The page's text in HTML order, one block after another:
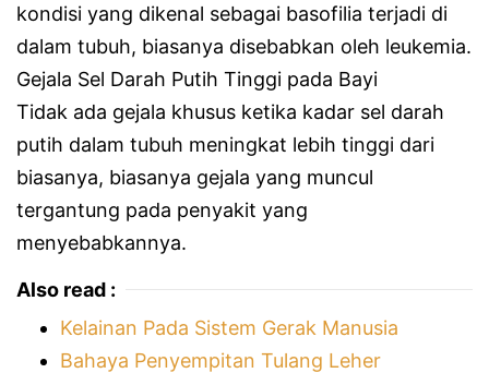
kondisi yang dikenal sebagai basofilia terjadi di
dalam tubuh, biasanya disebabkan oleh leukemia.
Gejala Sel Darah Putih Tinggi pada Bayi
Tidak ada gejala khusus ketika kadar sel darah
putih dalam tubuh meningkat lebih tinggi dari
biasanya, biasanya gejala yang muncul
tergantung pada penyakit yang
menyebabkannya.
Also read :
Kelainan Pada Sistem Gerak Manusia
Bahaya Penyempitan Tulang Leher